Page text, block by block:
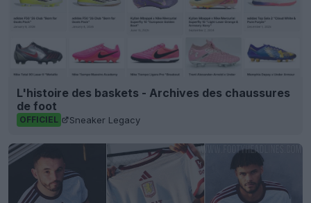
L'histoire des baskets - Archives des chaussures
de foot
OFFICIEL Sneaker Legacy